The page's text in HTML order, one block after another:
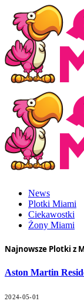
News
Plotki Miami
Ciekawostki
Żony Miami
Najnowsze Plotki z
Aston Martin
2024-05-01